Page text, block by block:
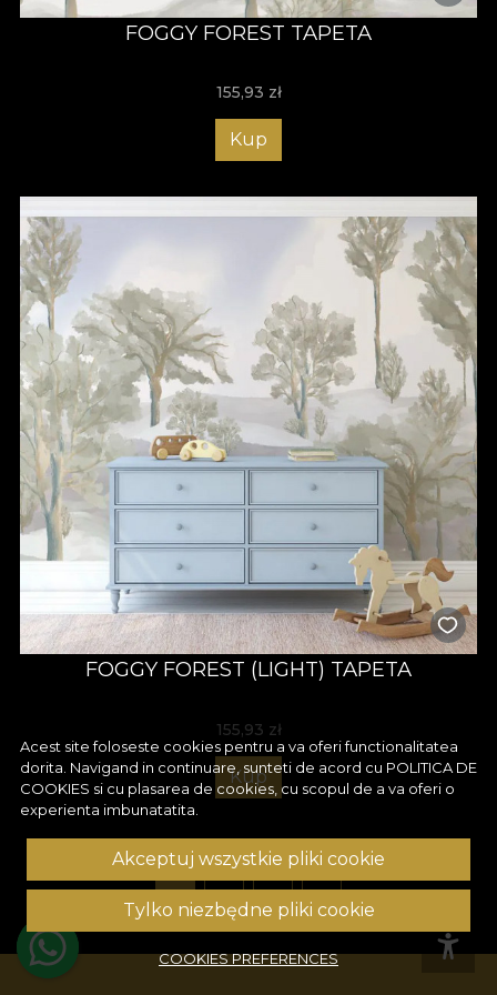
FOGGY FOREST TAPETA
155,93 zł
Kup
FOGGY FOREST (LIGHT) TAPETA
155,93 zł
Kup
Acest site foloseste cookies pentru a va oferi functionalitatea
dorita. Navigand in continuare, sunteti de acord cu POLITICA DE
COOKIES si cu plasarea de cookies, cu scopul de a va oferi o
experienta imbunatatita.
Akceptuj wszystkie pliki cookie
Tylko niezbędne pliki cookie
COOKIES PREFERENCES